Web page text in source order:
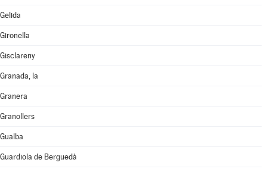
Gelida
Gironella
Gisclareny
Granada, la
Granera
Granollers
Gualba
Guardiola de Berguedà